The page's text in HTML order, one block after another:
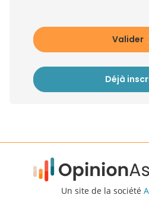
Valider
Déjà
Un site de la société